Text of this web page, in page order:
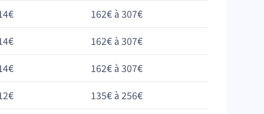
162€ à 307€
162€ à 307€
162€ à 307€
135€ à 256€